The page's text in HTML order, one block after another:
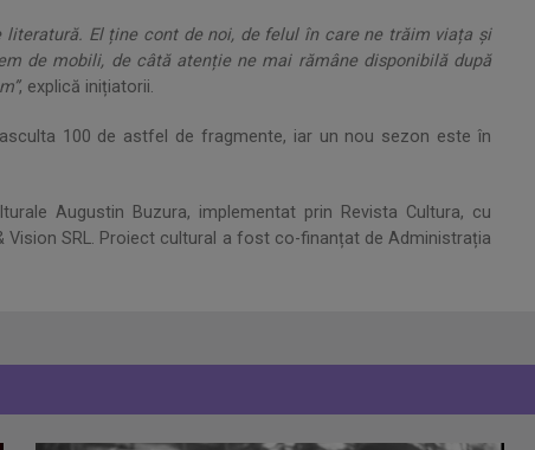
El ține cont de noi, de felul în care ne trăim viața și
de mobili, de câtă atenție ne mai rămâne disponibilă după
, explică inițiatorii.
100 de astfel de fragmente, iar un nou sezon este în
Augustin Buzura, implementat prin Revista Cultura, cu
Vision SRL. Proiect cultural a fost co-finanțat de Administrația